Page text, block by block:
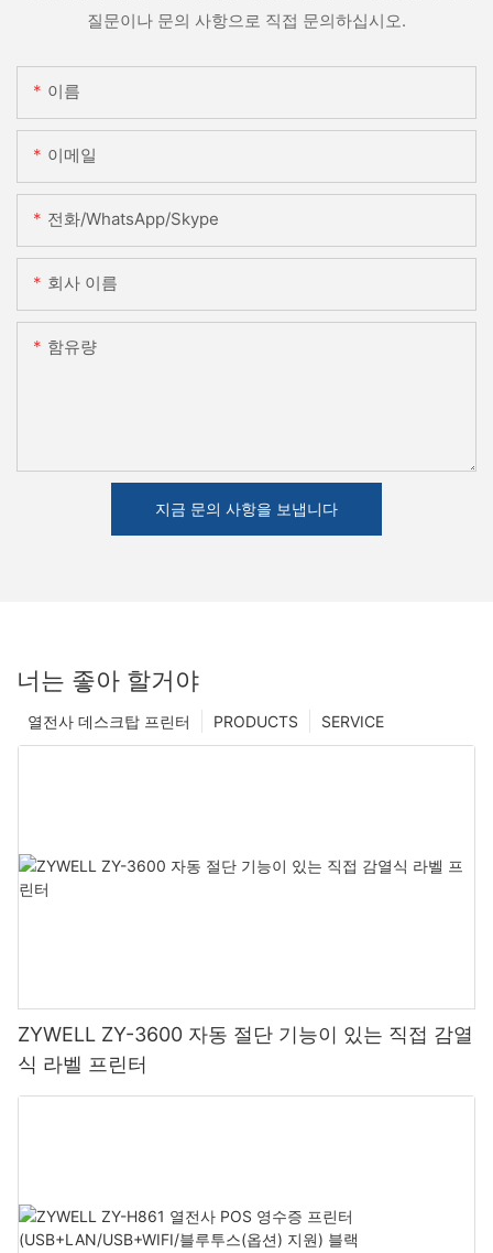
질문이나 문의 사항으로 직접 문의하십시오.
이름
이메일
전화/WhatsApp/Skype
회사 이름
함유량
지금 문의 사항을 보냅니다
너는 좋아 할거야
SERVICE
PRODUCTS
열전사 데스크탑 프린터
ZYWELL ZY-3600 자동 절단 기능이 있는 직접 감열
식 라벨 프린터